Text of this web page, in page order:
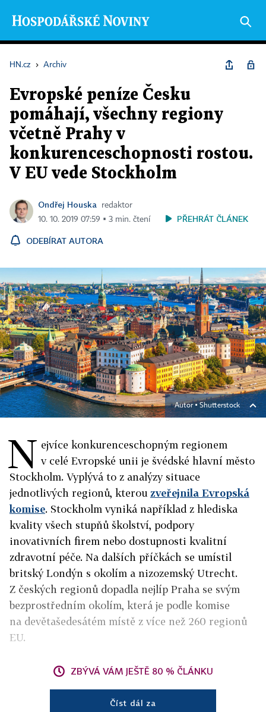
HN.cz › Archiv
Evropské peníze Česku
pomáhají, všechny regiony
včetně Prahy v
konkurenceschopnosti rostou.
V EU vede Stockholm
Ondřej Houska
redaktor
10. 10. 2019 07:59 ▪ 3 min. čtení
PŘEHRÁT ČLÁNEK
ODEBÍRAT AUTORA
Autor ▪ Shutterstock
N ejvíce konkurenceschopným regionem
v celé Evropské unii je švédské hlavní město
Stockholm. Vyplývá to z analýzy situace
jednotlivých regionů, kterou zveřejnila Evropská
komise. Stockholm vyniká například z hlediska
kvality všech stupňů školství, podpory
inovativních firem nebo dostupnosti kvalitní
zdravotní péče. Na dalších příčkách se umístil
britský Londýn s okolím a nizozemský Utrecht.
Z českých regionů dopadla nejlíp Praha se svým
bezprostředním okolím, která je podle komise
na devětašedesátém místě z více než 260 regionů
EU.
ZBÝVÁ VÁM JEŠTĚ 80 % ČLÁNKU
Číst dál za